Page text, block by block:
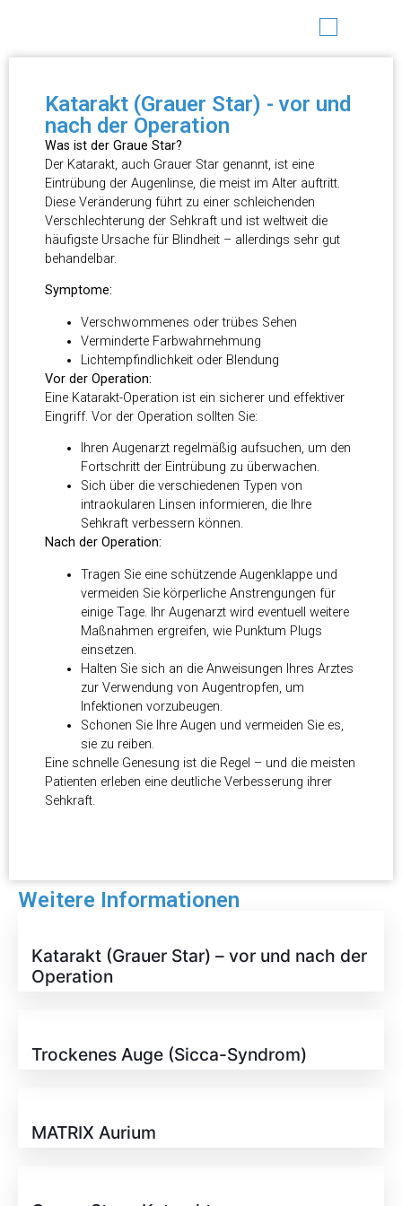
Weitere Informationen
Katarakt (Grauer Star) – vor und nach der
Operation
Trockenes Auge (Sicca-Syndrom)
MATRIX Aurium
Katarakt (Grauer Star) - vor und
nach der Operation
Was ist der Graue Star?
Der Katarakt, auch Grauer Star genannt, ist eine
Eintrübung der Augenlinse, die meist im Alter auftritt.
Diese Veränderung führt zu einer schleichenden
Verschlechterung der Sehkraft und ist weltweit die
häufigste Ursache für Blindheit – allerdings sehr gut
behandelbar.
Symptome:
Verschwommenes oder trübes Sehen
Verminderte Farbwahrnehmung
Lichtempfindlichkeit oder Blendung
Vor der Operation:
Eine Katarakt-Operation ist ein sicherer und effektiver
Eingriff. Vor der Operation sollten Sie:
Ihren Augenarzt regelmäßig aufsuchen, um den
Fortschritt der Eintrübung zu überwachen.
Sich über die verschiedenen Typen von
intraokularen Linsen informieren, die Ihre
Sehkraft verbessern können.
Nach der Operation:
Tragen Sie eine schützende Augenklappe und
vermeiden Sie körperliche Anstrengungen für
einige Tage. Ihr Augenarzt wird eventuell weitere
Maßnahmen ergreifen, wie Punktum Plugs
einsetzen.
Halten Sie sich an die Anweisungen Ihres Arztes
zur Verwendung von Augentropfen, um
Infektionen vorzubeugen.
Schonen Sie Ihre Augen und vermeiden Sie es,
sie zu reiben.
Eine schnelle Genesung ist die Regel – und die meisten
Patienten erleben eine deutliche Verbesserung ihrer
Sehkraft.